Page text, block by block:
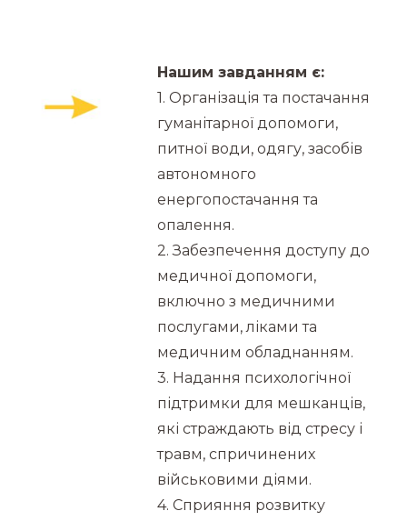
Нашим завданням є:
1. Організація та постачання
гуманітарної допомоги,
питної води, одягу, засобів
автономного
енергопостачання та
опалення.
2. Забезпечення доступу до
медичної допомоги,
включно з медичними
послугами, ліками та
медичним обладнанням.
3. Надання психологічної
підтримки для мешканців,
які страждають від стресу і
травм, спричинених
військовими діями.
4. Сприяння розвитку